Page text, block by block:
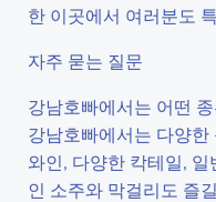
한 이곳에서 여러분도
자주 묻는 질문
강남호빠에서는 어떤
강남호빠에서는 다양
와인, 다양한 칵테일,
인 소주와 막걸리도 즐